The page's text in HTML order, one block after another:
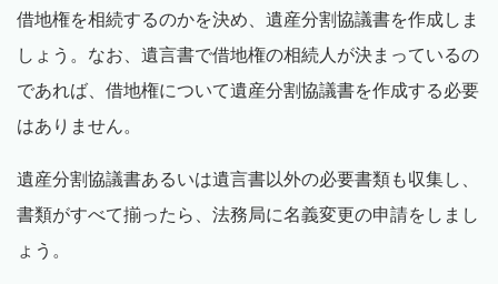
借地権を相続するのかを決め、遺産分割協議書を作成しま
しょう。なお、遺言書で借地権の相続人が決まっているの
であれば、借地権について遺産分割協議書を作成する必要
はありません。
遺産分割協議書あるいは遺言書以外の必要書類も収集し、
書類がすべて揃ったら、法務局に名義変更の申請をしまし
ょう。